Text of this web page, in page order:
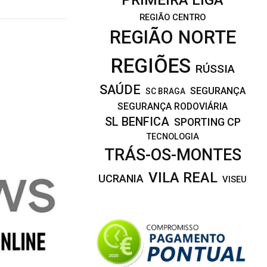
REGIÃO CENTRO
REGIÃO NORTE
REGIÕES RÚSSIA
SAÚDE SC BRAGA SEGURANÇA
SEGURANÇA RODOVIÁRIA
SL BENFICA SPORTING CP
TECNOLOGIA
TRÁS-OS-MONTES
UCRANIA VILA REAL VISEU